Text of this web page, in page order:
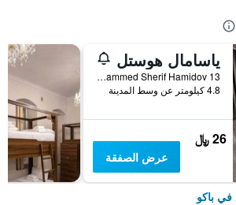
ياسامال هوستل
General Mammed Sherif Hamidov 13, باكو, أذربيجان
4.8 كيلومتر عن وسط المدينة
26 ﷼
عرض الصفقة
باكو